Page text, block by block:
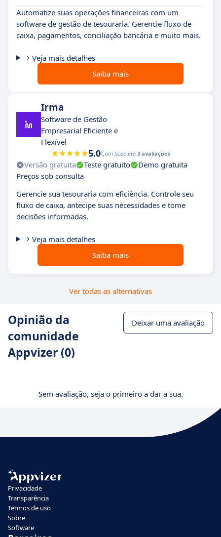
Automatize suas operações financeiras com um
software de gestão de tesouraria. Gerencie fluxo de
caixa, pagamentos, conciliação bancária e muito mais.
Veja mais detalhes
Saiba mais
Irma
Software de Gestão
Empresarial Eficiente e
Flexível
5.0Com base em 3 avaliações
Versão gratuita Teste gratuito
Demo gratuita
Preços sob consulta
Gerencie sua tesouraria com eficiência. Controle seu
fluxo de caixa, antecipe suas necessidades e tome
decisões informadas.
Veja mais detalhes
Saiba mais
Ver todas as alternativas
Opinião da
comunidade
Appvizer (0)
Deixar uma avaliação
Sem avaliação, seja o primeiro a dar a sua.
Privacidade
Transparência
Termos de uso
Sobre
Software